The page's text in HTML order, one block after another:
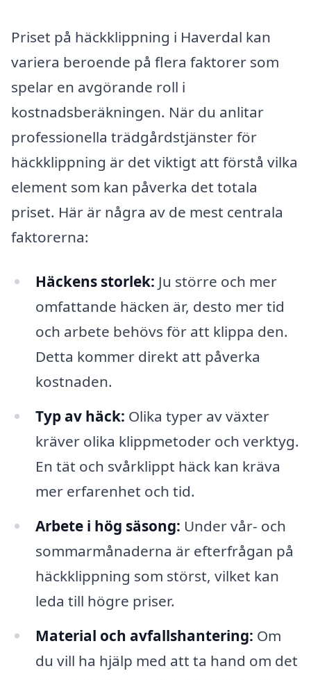
Priset på häckklippning i Haverdal kan
variera beroende på flera faktorer som
spelar en avgörande roll i
kostnadsberäkningen. När du anlitar
professionella trädgårdstjänster för
häckklippning är det viktigt att förstå vilka
element som kan påverka det totala
priset. Här är några av de mest centrala
faktorerna:
Häckens storlek: Ju större och mer
omfattande häcken är, desto mer tid
och arbete behövs för att klippa den.
Detta kommer direkt att påverka
kostnaden.
Typ av häck: Olika typer av växter
kräver olika klippmetoder och verktyg.
En tät och svårklippt häck kan kräva
mer erfarenhet och tid.
Arbete i hög säsong: Under vår- och
sommarmånaderna är efterfrågan på
häckklippning som störst, vilket kan
leda till högre priser.
Material och avfallshantering: Om
du vill ha hjälp med att ta hand om det